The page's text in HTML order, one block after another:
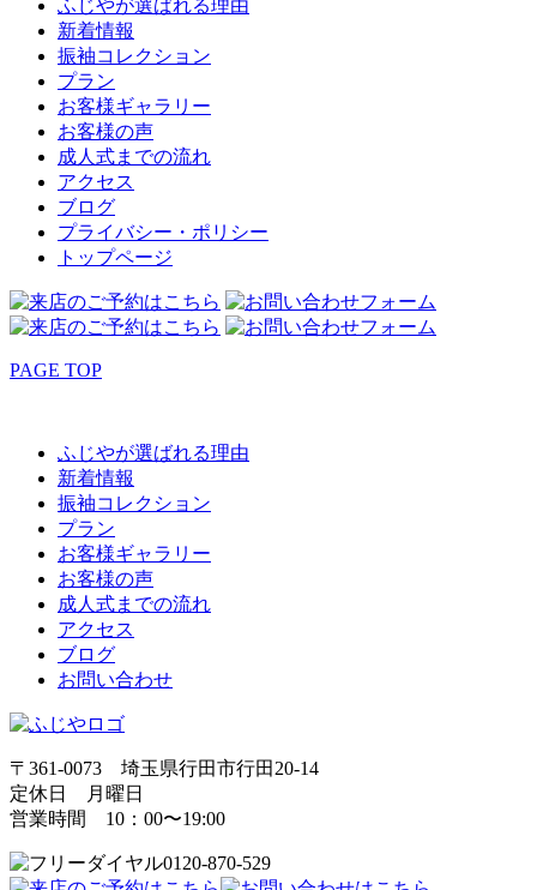
ふじやが選ばれる理由
新着情報
振袖コレクション
プラン
お客様ギャラリー
お客様の声
成人式までの流れ
アクセス
ブログ
プライバシー・ポリシー
トップページ
PAGE TOP
ふじやが選ばれる理由
新着情報
振袖コレクション
プラン
お客様ギャラリー
お客様の声
成人式までの流れ
アクセス
ブログ
お問い合わせ
〒361-0073 埼玉県行田市行田20-14
定休日 月曜日
営業時間 10：00〜19:00
0120-870-529